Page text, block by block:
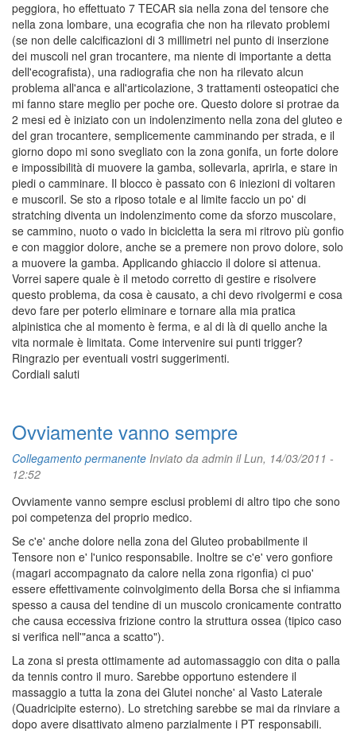
peggiora, ho effettuato 7 TECAR sia nella zona del tensore che
nella zona lombare, una ecografia che non ha rilevato problemi
(se non delle calcificazioni di 3 millimetri nel punto di inserzione
dei muscoli nel gran trocantere, ma niente di importante a detta
dell'ecografista), una radiografia che non ha rilevato alcun
problema all'anca e all'articolazione, 3 trattamenti osteopatici che
mi fanno stare meglio per poche ore. Questo dolore si protrae da
2 mesi ed è iniziato con un indolenzimento nella zona del gluteo e
del gran trocantere, semplicemente camminando per strada, e il
giorno dopo mi sono svegliato con la zona gonifa, un forte dolore
e impossibilità di muovere la gamba, sollevarla, aprirla, e stare in
piedi o camminare. Il blocco è passato con 6 iniezioni di voltaren
e muscoril. Se sto a riposo totale e al limite faccio un po' di
stratching diventa un indolenzimento come da sforzo muscolare,
se cammino, nuoto o vado in bicicletta la sera mi ritrovo più gonfio
e con maggior dolore, anche se a premere non provo dolore, solo
a muovere la gamba. Applicando ghiaccio il dolore si attenua.
Vorrei sapere quale è il metodo corretto di gestire e risolvere
questo problema, da cosa è causato, a chi devo rivolgermi e cosa
devo fare per poterlo eliminare e tornare alla mia pratica
alpinistica che al momento è ferma, e al di là di quello anche la
vita normale è limitata. Come intervenire sui punti trigger?
Ringrazio per eventuali vostri suggerimenti.
Cordiali saluti
Ovviamente vanno sempre
Collegamento permanente Inviato da admin il Lun, 14/03/2011 -
12:52
Ovviamente vanno sempre esclusi problemi di altro tipo che sono
poi competenza del proprio medico.
Se c'e' anche dolore nella zona del Gluteo probabilmente il
Tensore non e' l'unico responsabile. Inoltre se c'e' vero gonfiore
(magari accompagnato da calore nella zona rigonfia) ci puo'
essere effettivamente coinvolgimento della Borsa che si infiamma
spesso a causa del tendine di un muscolo cronicamente contratto
che causa eccessiva frizione contro la struttura ossea (tipico caso
si verifica nell'"anca a scatto").
La zona si presta ottimamente ad automassaggio con dita o palla
da tennis contro il muro. Sarebbe opportuno estendere il
massaggio a tutta la zona dei Glutei nonche' al Vasto Laterale
(Quadricipite esterno). Lo stretching sarebbe se mai da rinviare a
dopo avere disattivato almeno parzialmente i PT responsabili.